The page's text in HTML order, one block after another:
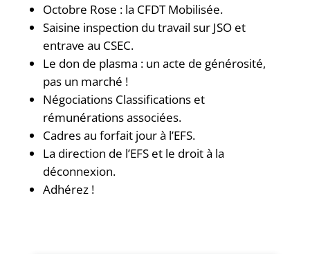
Octobre Rose : la CFDT Mobilisée.
Saisine inspection du travail sur JSO et
entrave au CSEC.
Le don de plasma : un acte de générosité,
pas un marché !
Négociations Classifications et
rémunérations associées.
Cadres au forfait jour à l’EFS.
La direction de l’EFS et le droit à la
déconnexion.
Adhérez !